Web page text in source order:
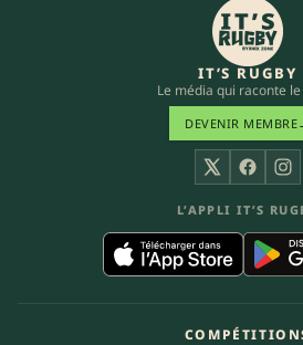
IT’S RUGBY
Le média qui raconte
DEVENIR MEMBRE
X
L’APPLI IT’S